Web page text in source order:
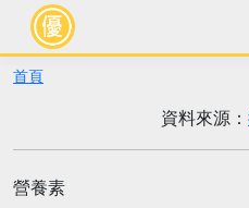
首頁
資料來源：
營養素